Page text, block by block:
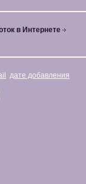
в Интернете
дате добавления